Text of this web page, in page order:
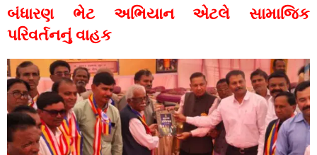
બંધારણ ભેટ અભિયાન એટલે સામાજિક
પરિવર્તનનું વાહક